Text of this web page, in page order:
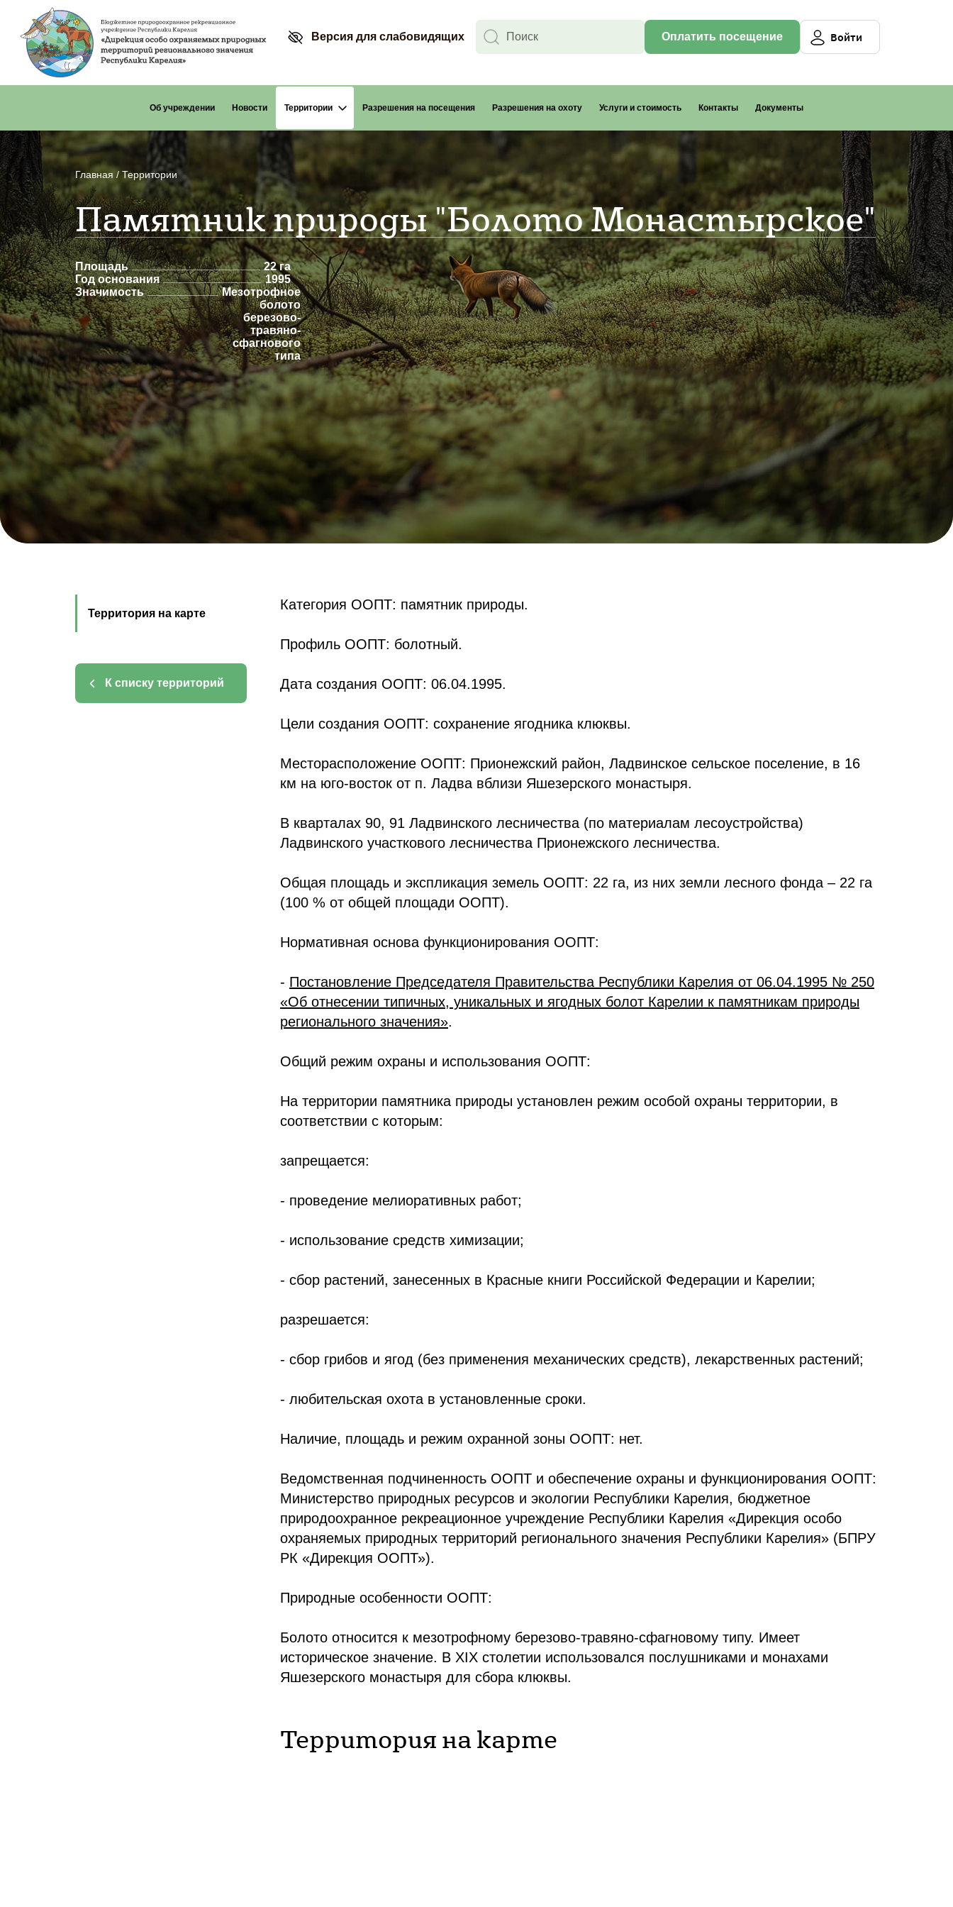
Версия для слабовидящих
Найти
Оплатить посещение Войти
Об учреждении Новости Территории Разрешения на посещения Разрешения на охоту Услуги и стоимость Контакты Документы
Главная / Территории
Памятник природы "Болото Монастырское"
Площадь
22 га
Год основания
1995
Значимость
Мезотрофное
болото
березово-
травяно-
сфагнового
типа
Территория на карте
К списку территорий
Категория ООПТ: памятник природы.
Профиль ООПТ: болотный.
Дата создания ООПТ: 06.04.1995.
Цели создания ООПТ: сохранение ягодника клюквы.
Месторасположение ООПТ: Прионежский район, Ладвинское сельское поселение, в 16
км на юго-восток от п. Ладва вблизи Яшезерского монастыря.
В кварталах 90, 91 Ладвинского лесничества (по материалам лесоустройства)
Ладвинского участкового лесничества Прионежского лесничества.
Общая площадь и экспликация земель ООПТ: 22 га, из них земли лесного фонда – 22 га
(100 % от общей площади ООПТ).
Нормативная основа функционирования ООПТ:
- Постановление Председателя Правительства Республики Карелия от 06.04.1995 № 250
«Об отнесении типичных, уникальных и ягодных болот Карелии к памятникам природы
регионального значения».
Общий режим охраны и использования ООПТ:
На территории памятника природы установлен режим особой охраны территории, в
соответствии с которым:
запрещается:
- проведение мелиоративных работ;
- использование средств химизации;
- сбор растений, занесенных в Красные книги Российской Федерации и Карелии;
разрешается:
- сбор грибов и ягод (без применения механических средств), лекарственных растений;
- любительская охота в установленные сроки.
Наличие, площадь и режим охранной зоны ООПТ: нет.
Ведомственная подчиненность ООПТ и обеспечение охраны и функционирования ООПТ:
Министерство природных ресурсов и экологии Республики Карелия, бюджетное
природоохранное рекреационное учреждение Республики Карелия «Дирекция особо
охраняемых природных территорий регионального значения Республики Карелия» (БПРУ
РК «Дирекция ООПТ»).
Природные особенности ООПТ:
Болото относится к мезотрофному березово-травяно-сфагновому типу. Имеет
историческое значение. В XIX столетии использовался послушниками и монахами
Яшезерского монастыря для сбора клюквы.
Территория на карте